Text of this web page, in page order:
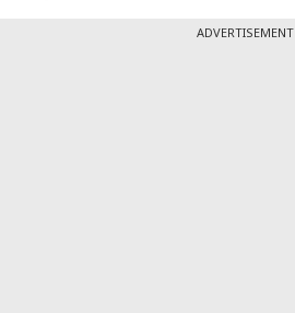
ADVERTISEMENT